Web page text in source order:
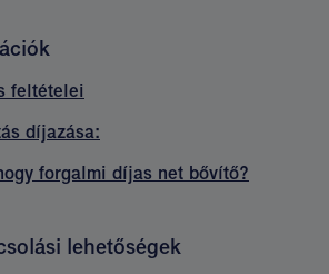
feltételei
díjazása:
forgalmi díjas net bővítő?
lehetőségek